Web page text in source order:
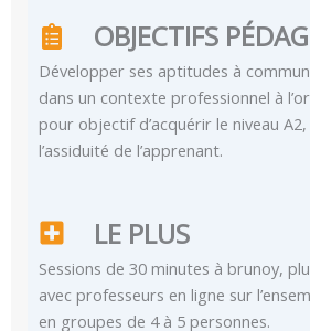
OBJECTIFS
Développer ses aptitudes à
dans un contexte professionnel à
pour objectif d’acquérir le niveau
l’assiduité de l’apprenant.
LE PLUS
Sessions de 30 minutes à brunoy,
avec professeurs en ligne sur
en groupes de 4 à 5 personnes.